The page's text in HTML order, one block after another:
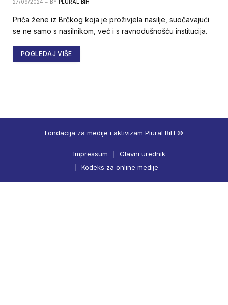
27/09/2024 BY PLURAL BIH
Priča žene iz Brčkog koja je proživjela nasilje, suočavajući
se ne samo s nasilnikom, već i s ravnodušnošću institucija.
POGLEDAJ VIŠE
Fondacija za medije i aktivizam Plural BiH ©
Impressum
Glavni urednik
Kodeks za online medije